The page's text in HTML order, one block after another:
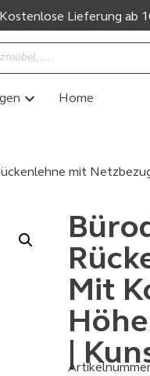
Kostenlose Lieferung ab
Home
mit
Mit
|